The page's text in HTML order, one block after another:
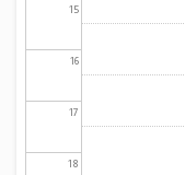
15
16
17
18